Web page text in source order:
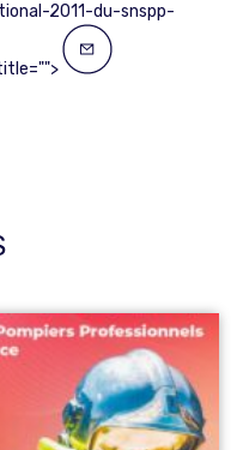
2011-du-snspp-